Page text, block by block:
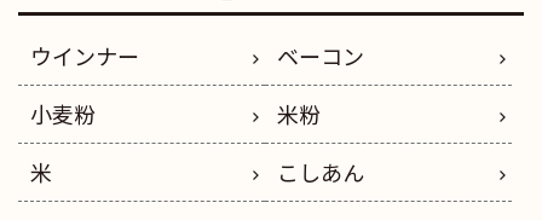
ウインナー
ベーコン
小麦粉
米粉
米
こしあん